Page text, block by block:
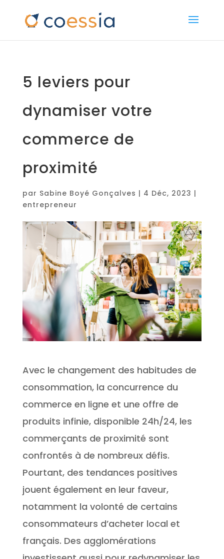
5 leviers pour
dynamiser votre
commerce de
proximité
par Sabine Boyé Gonçalves | 4 Déc, 2023 |
entrepreneur
Avec le changement des habitudes de
consommation, la concurrence du
commerce en ligne et une offre de
produits infinie, disponible 24h/24, les
commerçants de proximité sont
confrontés à de nombreux défis.
Pourtant, des tendances positives
jouent également en leur faveur,
notamment la volonté de certains
consommateurs d’acheter local et
français. Des agglomérations